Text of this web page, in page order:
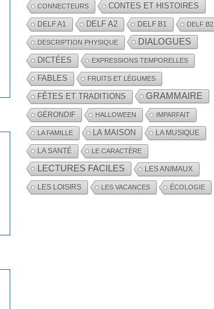
CONNECTEURS CONTES ET HISTOIRES
DELF A1 DELF A2 DELF B1 DELF B2
DESCRIPTION PHYSIQUE DIALOGUES
DICTÉES EXPRESSIONS TEMPORELLES
FABLES FRUITS ET LÉGUMES
FÊTES ET TRADITIONS GRAMMAIRE
GÉRONDIF HALLOWEEN IMPARFAIT
LA FAMILLE LA MAISON LA MUSIQUE
LA SANTÉ LE CARACTÈRE
LECTURES FACILES LES ANIMAUX
LES LOISIRS LES VACANCES ÉCOLOGIE